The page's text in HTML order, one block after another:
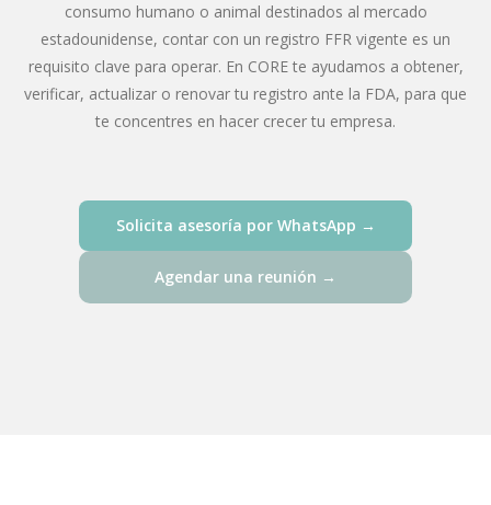
consumo humano o animal destinados al mercado
estadounidense, contar con un registro FFR vigente es un
requisito clave para operar. En CORE te ayudamos a obtener,
verificar, actualizar o renovar tu registro ante la FDA, para que
te concentres en hacer crecer tu empresa.
Solicita asesoría por WhatsApp →
Agendar una reunión →